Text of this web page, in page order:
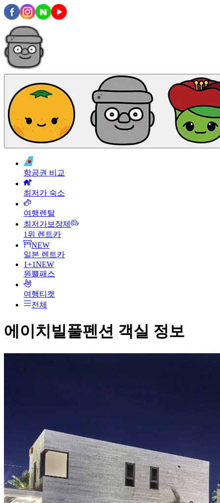
항공권 비교
최저가 숙소
여행렌탈
최저가보장제
1위 렌트카
NEW
일본 렌트카
1+1NEW
원쁠패스
여행티켓
전체
에이치빌풀펜션 객실 정보